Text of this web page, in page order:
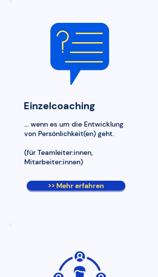
Einzelcoaching
... wenn es um die Entwicklung
von Persönlichkeit(en) geht.
(für Teamleiter:innen,
Mitarbeiter:innen)
>> Mehr erfahren